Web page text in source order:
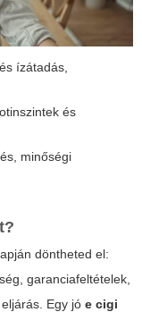
ízátadás,
és
minőségi
döntheted el:
garanciafeltételek,
Egy jó e cigi